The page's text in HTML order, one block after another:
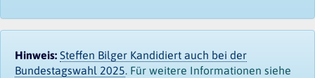
Hinweis: Steffen Bilger Kandidiert auch bei der
Bundestagswahl 2025. Für weitere Informationen siehe